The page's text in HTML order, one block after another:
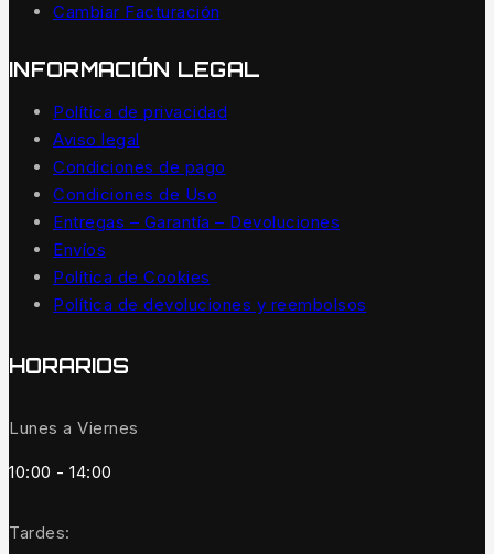
Cambiar Facturación
INFORMACIÓN LEGAL
Política de privacidad
Aviso legal
Condiciones de pago
Condiciones de Uso
Entregas – Garantía – Devoluciones
Envíos
Política de Cookies
Política de devoluciones y reembolsos
HORARIOS
Lunes a Viernes
10:00 - 14:00
Tardes: